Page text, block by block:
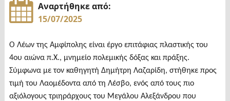
Αναρτήθηκε από:
15/07/2025
Ο Λέων της Αμφίπολης είναι έργο επιτάφιας πλαστικής του
4ου αιώνα π.Χ., μνημείο πολεμικής δόξας και πράξης.
Σύμφωνα με τον καθηγητή Δημήτρη Λαζαρίδη, στήθηκε προς
τιμή του Λαομέδοντα από τη Λέσβο, ενός από τους πιο
αξιόλογους τριηράρχους του Μεγάλου Αλεξάνδρου που